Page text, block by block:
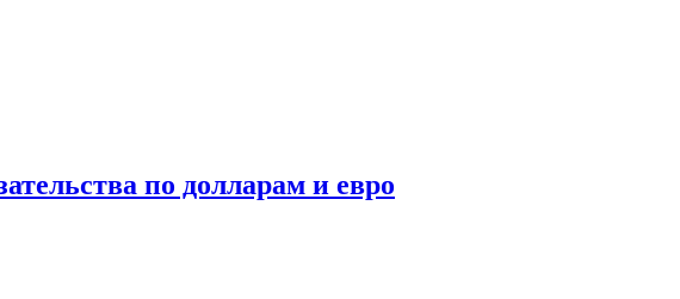
по долларам и евро